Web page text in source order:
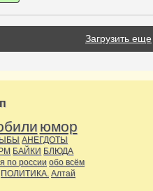
Загрузить еще
юмор
АНЕГДОТЫ
БАЙКИ БЛЮДА
по россии обо всём
ПОЛИТИКА. Алтай